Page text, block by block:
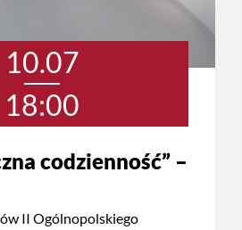
10.07
18:00
codzienność” –
II Ogólnopolskiego